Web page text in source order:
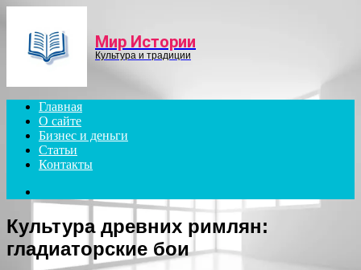
Мир Истории
Культура и традиции
Главная
О сайте
Бизнес и деньги
Статьи
Контакты
for
Культура древних римлян:
гладиаторские бои